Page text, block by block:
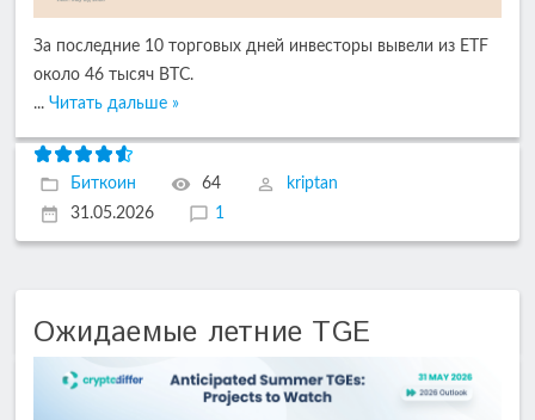
За последние 10 торговых дней инвесторы вывели из ETF
около 46 тысяч BTC.
... Читать дальше »
Биткоин 64
kriptan
31.05.2026
1
Ожидаемые летние TGE